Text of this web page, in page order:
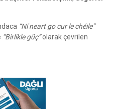
“Ní neart go cur le chéile”
“Birlikle güç”olarak çevrilen